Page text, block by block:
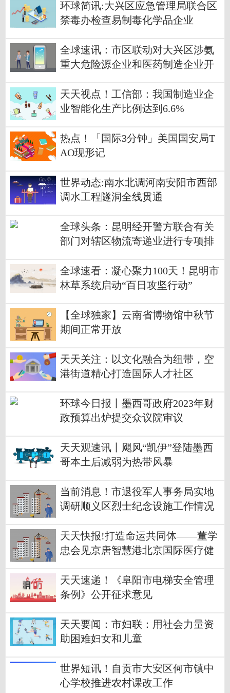
环球简讯:大兴区应急管理局联合区
禁毒办检查易制毒化学品企业
全球速讯：市区联动对大兴区涉氨
重大危险源企业和医药制造企业开
天天视点！工信部：我国制造业企
业智能化生产比例达到6.6%
热点！「国际3分钟」美国国安局T
AO现形记
世界动态:南水北调河南安阳市西部
调水工程隧洞全线贯通
全球头条：昆明经开警方联合有关
部门对辖区物流寄递业进行专项排
全球速看：凝心聚力100天！昆明市
林草系统启动“百日攻坚行动”
【全球独家】云南省博物馆中秋节
期间正常开放
天天关注：以文化融合为纽带，空
港街道精心打造国际人才社区
环球今日报丨墨西哥政府2023年财
政预算出炉提交众议院审议
天天观速讯丨飓风“凯伊”登陆墨西
哥本土后减弱为热带风暴
当前消息！市退役军人事务局实地
调研顺义区烈士纪念设施工作情况
天天快报!打造命运共同体——董学
忠会见京唐智慧港北京国际医疗健
共谋发展
天天速递！《阜阳市电梯安全管理
条例》公开征求意见
天天要闻：市妇联：用社会力量资
助困难妇女和儿童
世界短讯！自贡市大安区何市镇中
心学校推进农村课改工作